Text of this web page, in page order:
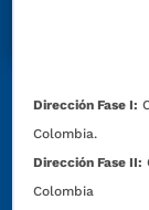
Dirección Fase I:
Colombia.
Dirección Fase II:
Colombia